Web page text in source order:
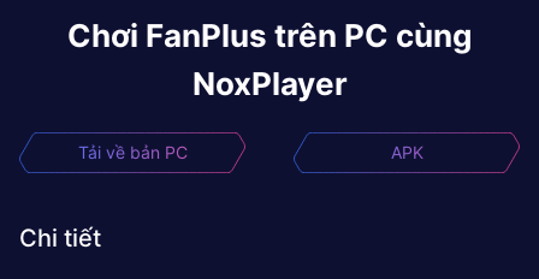
Chơi FanPlus trên PC cùng
NoxPlayer
Tải về bản PC APK
Chi tiết